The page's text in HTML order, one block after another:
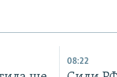
08:22